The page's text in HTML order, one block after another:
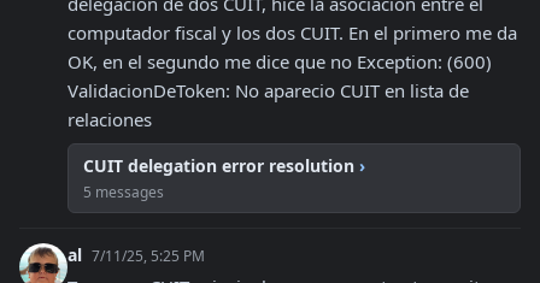
computador fiscal y los dos CUIT. En el primero me da
OK, en el segundo me dice que no Exception: (600)
ValidacionDeToken: No aparecio CUIT en lista de
relaciones
CUIT delegation error resolution ›
5 messages
al 7/11/25, 5:25 PM